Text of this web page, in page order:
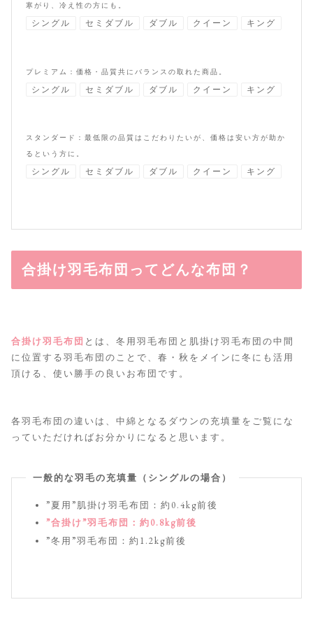
寒がり、冷え性の方にも。
シングル セミダブル ダブル クイーン キング
プレミアム：価格・品質共にバランスの取れた商品。
シングル セミダブル ダブル クイーン キング
スタンダード：最低限の品質はこだわりたいが、価格は安い方が助か
るという方に。
シングル セミダブル ダブル クイーン キング
合掛け羽毛布団ってどんな布団？
合掛け羽毛布団 とは、冬用羽毛布団と肌掛け羽毛布団の中間
に位置する羽毛布団のことで、春・秋をメインに冬にも活用
頂ける、使い勝手の良いお布団です。
各羽毛布団の違いは、中綿となるダウンの充填量をご覧にな
っていただければお分かりになると思います。
一般的な羽毛の充填量（シングルの場合）
”夏用”肌掛け羽毛布団：約0.4kg前後
”合掛け”羽毛布団：約0.8kg前後
”冬用”羽毛布団：約1.2kg前後